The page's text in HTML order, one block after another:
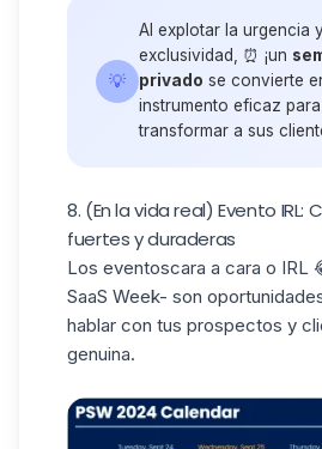
💡
Al explotar la urgencia
exclusividad, ⏰ ¡un
privado se convierte
instrumento eficaz
transformar a sus
8. (En la vida real) Evento IRL:
fuertes y duraderas
Los eventoscara a cara o IRL
SaaS Week- son
hablar con tus prospectos y
genuina.